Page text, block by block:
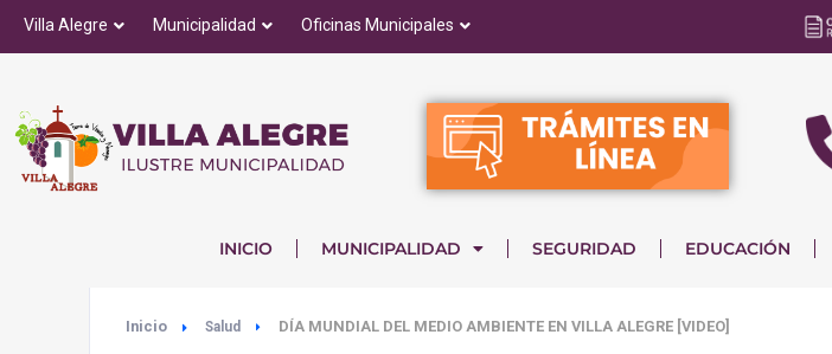
Villa Alegre Municipalidad Oficinas Municipales
INICIO MUNICIPALIDAD SEGURIDAD EDUCACIÓN
Inicio Salud DÍA MUNDIAL DEL MEDIO AMBIENTE EN VILLA ALEGRE [VIDEO]